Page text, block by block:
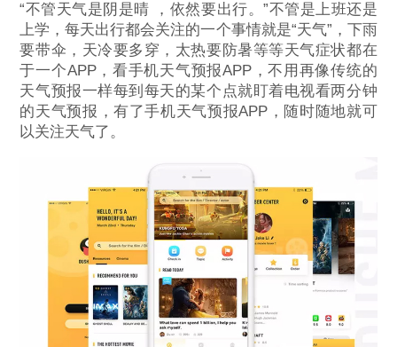
“不管天气是阴是晴 ，依然要出行。”不管是上班还是
上学，每天出行都会关注的一个事情就是“天气”，下雨
要带伞，天冷要多穿，太热要防暑等等天气症状都在
于一个APP，看手机天气预报APP，不用再像传统的
天气预报一样每到每天的某个点就盯着电视看两分钟
的天气预报，有了手机天气预报APP，随时随地就可
以关注天气了。